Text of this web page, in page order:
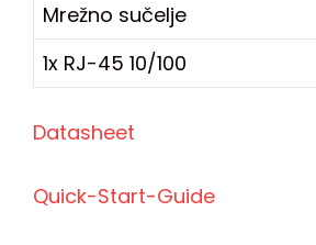
Mrežno sučelje
1x RJ-45 10/100
Datasheet
Quick-Start-Guide